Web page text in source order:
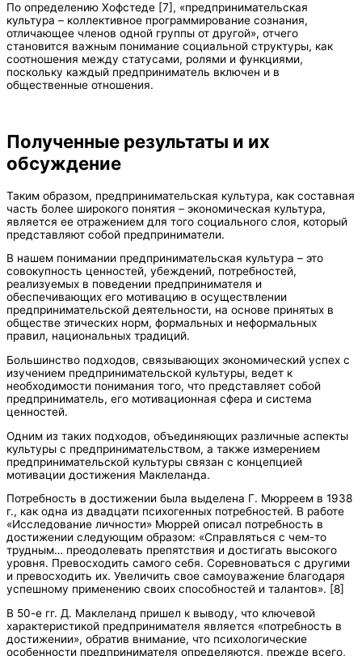
По определению Хофстеде [7], «предпринимательская
культура – коллективное программирование сознания,
отличающее членов одной группы от другой», отчего
становится важным понимание социальной структуры, как
соотношения между статусами, ролями и функциями,
поскольку каждый предприниматель включен и в
общественные отношения.
Полученные результаты и их
обсуждение
Таким образом, предпринимательская культура, как составная
часть более широкого понятия – экономическая культура,
является ее отражением для того социального слоя, который
представляют собой предприниматели.
В нашем понимании предпринимательская культура – это
совокупность ценностей, убеждений, потребностей,
реализуемых в поведении предпринимателя и
обеспечивающих его мотивацию в осуществлении
предпринимательской деятельности, на основе принятых в
обществе этических норм, формальных и неформальных
правил, национальных традиций.
Большинство подходов, связывающих экономический успех с
изучением предпринимательской культуры, ведет к
необходимости понимания того, что представляет собой
предприниматель, его мотивационная сфера и система
ценностей.
Одним из таких подходов, объединяющих различные аспекты
культуры с предпринимательством, а также измерением
предпринимательской культуры связан с концепцией
мотивации достижения Маклеланда.
Потребность в достижении была выделена Г. Мюрреем в 1938
г., как одна из двадцати психогенных потребностей. В работе
«Исследование личности» Мюррей описал потребность в
достижении следующим образом: «Справляться с чем-то
трудным… преодолевать препятствия и достигать высокого
уровня. Превосходить самого себя. Соревноваться с другими
и превосходить их. Увеличить свое самоуважение благодаря
успешному применению своих способностей и талантов». [8]
В 50-е гг. Д. Маклеланд пришел к выводу, что ключевой
характеристикой предпринимателя является «потребность в
достижении», обратив внимание, что психологические
особенности предпринимателя определяются, прежде всего,